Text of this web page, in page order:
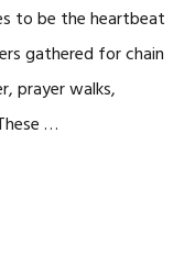
to be the heartbeat
gathered for chain
prayer walks,
…